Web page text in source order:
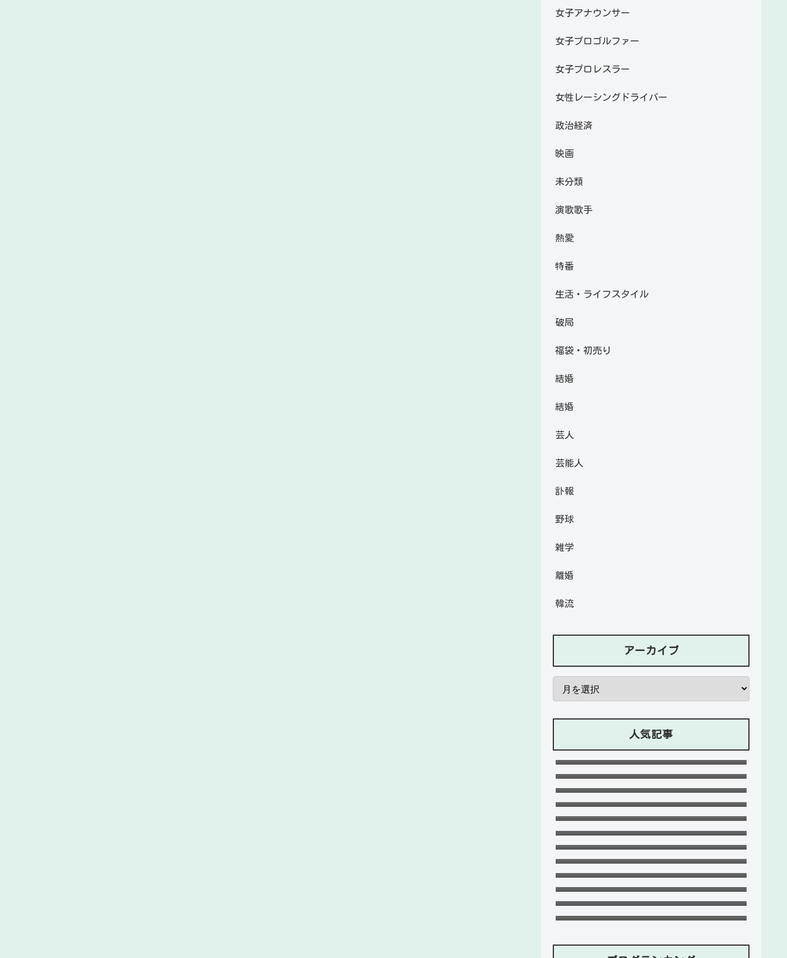
女子アナウンサー
女子プロゴルファー
女子プロレスラー
女性レーシングドライバー
政治経済
映画
未分類
演歌歌手
熱愛
特番
生活・ライフスタイル
破局
福袋・初売り
結婚
結婚
芸人
芸能人
訃報
野球
雑学
離婚
韓流
アーカイブ
人気記事
石川ケニーは父と兄は野球選手で母
親はアメリカ人のハーフ！7人大家
族！
Lazの彼女や身長に大学・年齢は？イ
ケメンプロゲーマーの経歴！
【ZETA】
竹下パラダイスだーご本名や年齢に
身長は？恋愛対象やイケメンかも調
査！
可愛い政田夢乃選手に彼氏の存在が
気になる！本当に不倫をしているの
か？家族構成がどうなっているの
か？を徹底調査！
千早茜の恋人や結婚した夫は誰？子
供や本名に高校は？引越は離婚が理
由？
末永けいの経歴や学歴(高校大学)
は？妻(嫁)は末永ゆかりで離婚し
た？
福田こうへいの結婚相手の嫁(妻)や
子供(娘・息子)など家族構成まと
め！
おだけいの元カノ人気歌手はちゃん
みな！過去の匂わせや動画流出の犯
人は？
ドンマイ川端は結婚した嫁がいる？
母親・兄妹・父親に年収や学歴経歴
も！
五条院凌のすっぴんや足太い画像が
ヤバい！本当は美脚でスタイル良
い？
天畠大輔の妻や母は？医療事故や経
歴に大学進学はモテたかったから！
デジポリスは東京だけ？大阪や埼
玉・神奈川・愛知など他の地域にも
ある？